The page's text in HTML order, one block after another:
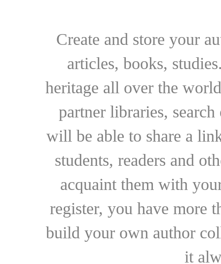
Create and store your
articles, books,
heritage all over the
partner libraries,
will be able to share a
students, readers and
acquaint them with
register, you have more
build your own author
it